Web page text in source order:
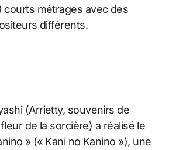
courts métrages avec des
différents.
(Arrietty, souvenirs de
de la sorcière) a réalisé le
» (« Kani no Kanino »), une